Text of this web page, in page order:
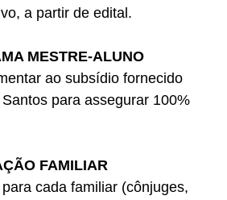
a partir de edital.
MESTRE-ALUNO
ao subsídio fornecido
para assegurar 100%
FAMILIAR
cada familiar (cônjuges,